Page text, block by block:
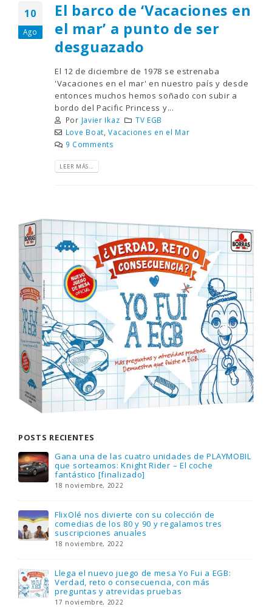
10
Ago
El barco de ‘Vacaciones en
el mar’ a punto de ser
desguazado
El 12 de diciembre de 1978 se estrenaba
'Vacaciones en el mar' en nuestro país y desde
entonces muchos hemos soñado con subir a
bordo del Pacific Princess y...
Por Javier Ikaz
TV EGB
Love Boat ,Vacaciones en el Mar
9 Comments
LEER MÁS...
POSTS RECIENTES
Gana una de las cuatro unidades de PLAYMOBIL
que sorteamos: Knight Rider – El coche
fantástico [finalizado]
18 noviembre, 2022
FlixOlé nos divierte con su colección de
comedias de los 80 y 90 y regalamos tres
suscripciones anuales
18 noviembre, 2022
Llega el nuevo juego de mesa Yo Fui a EGB:
Verdad, reto o consecuencia, con más
preguntas y atrevidas pruebas
17 noviembre, 2022